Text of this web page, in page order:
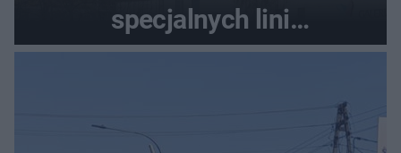
specjalnych lini
autobusowych